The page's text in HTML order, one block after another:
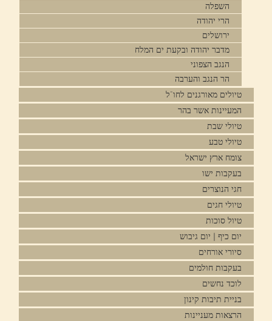
השפלה
הרי יהודה
ירושלים
מדבר יהודה ובקעת ים המלח
הנגב הצפוני
הר הנגב והערבה
טיולים מאורגנים לחו"ל
המעיינות אשר בהר
טיולי שבת
טיולי טבע
צומח ארץ ישראל
בעקבות ישו
חגי הנוצרים
טיולי חגים
טיול סוכות
יום כיף | יום גיבוש
סיורי אורחים
בעקבות חולמים
לוכד נחשים
בניית תיבות קינון
הרצאות מעניינות